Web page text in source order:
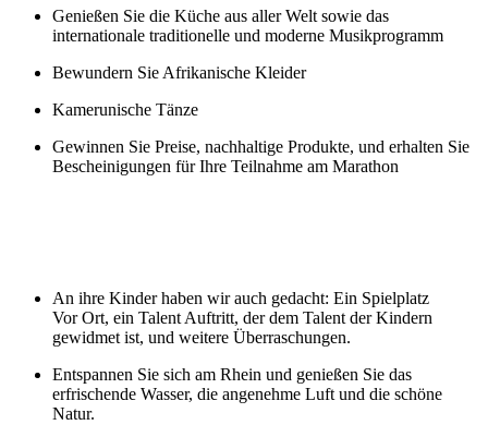
Genießen Sie die Küche aus aller Welt sowie das
internationale traditionelle und moderne Musikprogramm
Bewundern Sie Afrikanische Kleider
Kamerunische Tänze
Gewinnen Sie Preise, nachhaltige Produkte, und erhalten Sie
Bescheinigungen für Ihre Teilnahme am Marathon
An ihre Kinder haben wir auch gedacht: Ein Spielplatz
Vor Ort, ein Talent Auftritt, der dem Talent der Kindern
gewidmet ist, und weitere Überraschungen.
Entspannen Sie sich am Rhein und genießen Sie das
erfrischende Wasser, die angenehme Luft und die schöne
Natur.